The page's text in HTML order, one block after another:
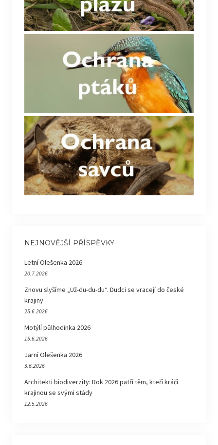
NEJNOVĚJŠÍ PŘÍSPĚVKY
Letní Olešenka 2026
20.7.2026
Znovu slyšíme „Už-du-du-du“. Dudci se vracejí do české
krajiny
25.6.2026
Motýlí půlhodinka 2026
15.6.2026
Jarní Olešenka 2026
3.6.2026
Architekti biodiverzity: Rok 2026 patří těm, kteří kráčí
krajinou se svými stády
12.5.2026